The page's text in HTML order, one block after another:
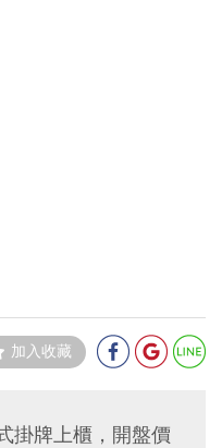
加入收藏
掛牌上櫃，開盤價